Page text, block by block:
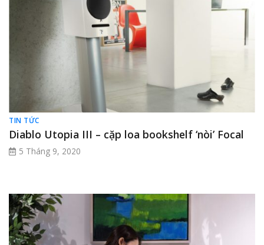
TIN TỨC
Diablo Utopia III – cặp loa bookshelf ‘nòi’ Focal
5 Tháng 9, 2020